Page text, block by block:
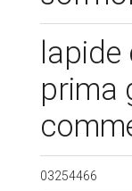
prima
03254466